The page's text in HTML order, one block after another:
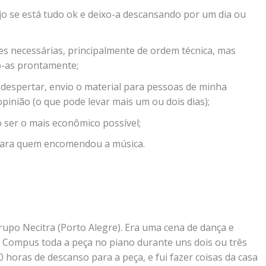
se está tudo ok e deixo-a descansando por um dia ou
necessárias, principalmente de ordem técnica, mas
as prontamente;
envio o material para pessoas de minha
(o que pode levar mais um ou dois dias);
o mais econômico possível;
quem encomendou a música.
Necitra (Porto Alegre). Era uma cena de dança e
Compus toda a peça no piano durante uns dois ou três
horas de descanso para a peça, e fui fazer coisas da casa